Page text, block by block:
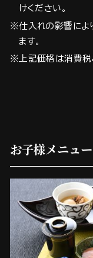
けください。
※仕入れの影響によ
ます。
※上記価格は消費税
お子様メニュー